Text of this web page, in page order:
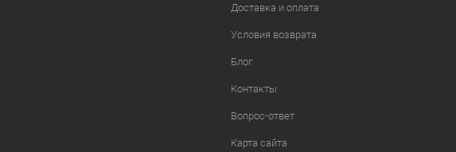
Доставка и оплата
Условия возврата
Блог
Контакты
Вопрос-ответ
Карта сайта